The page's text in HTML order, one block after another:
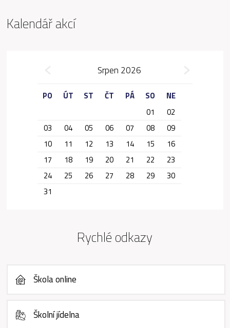
Kalendář akcí
Srpen 2026
PO ÚT ST ČT PÁ SO
NE
01
02
03
04 05 06 07 08
09
10
11 12 13 14 15
16
17
18 19 20 21 22
23
24
25 26 27 28 29
30
31
Rychlé odkazy
Škola online
Školní jídelna